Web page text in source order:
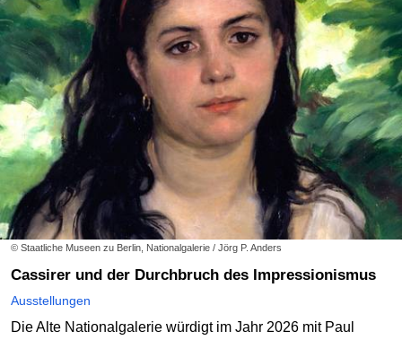
© Staatliche Museen zu Berlin, Nationalgalerie / Jörg P. Anders
Cassirer und der Durchbruch des Impressionismus
Ausstellungen
Die Alte Nationalgalerie würdigt im Jahr 2026 mit Paul